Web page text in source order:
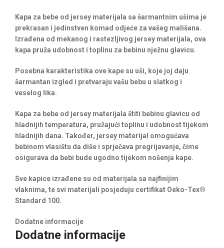
Kapa za bebe od jersey materijala sa šarmantnim ušima je
prekrasan i jedinstven komad odjeće za vašeg mališana.
Izrađena od mekanog i rastezljivog jersey materijala, ova
kapa pruža udobnost i toplinu za bebinu nježnu glavicu.
Posebna karakteristika ove kape su uši, koje joj daju
šarmantan izgled i pretvaraju vašu bebu u slatkog i
veselog lika.
Kapa za bebe od jersey materijala štiti bebinu glavicu od
hladnijih temperatura, pružajući toplinu i udobnost tijekom
hladnijih dana. Također, jersey materijal omogućava
bebinom vlasištu da diše i sprječava pregrijavanje, čime
osigurava da bebi bude ugodno tijekom nošenja kape.
Sve kapice izrađene su od materijala sa najfinijim
vlaknima, te svi materijali posjeduju certifikat Oeko-Tex®
Standard 100.
Dodatne informacije
Dodatne informacije